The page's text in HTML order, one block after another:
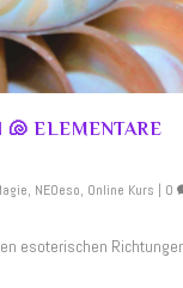
🐚 ELEMENTARE
, NEOeso, Online Kurs | 0
esoterischen